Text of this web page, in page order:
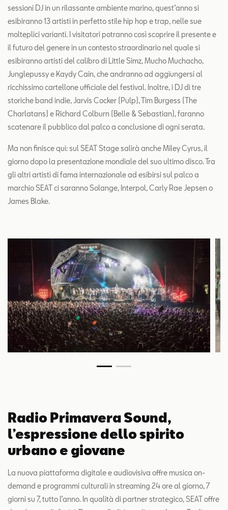
sessioni DJ in un rilassante ambiente marino, quest’anno si
esibiranno 13 artisti in perfetto stile hip hop e trap, nelle sue
molteplici varianti. I visitatori potranno così scoprire il presente e
il futuro del genere in un contesto straordinario nel quale si
esibiranno artisti del calibro di Little Simz, Mucho Muchacho,
Junglepussy e Kaydy Cain, che andranno ad aggiungersi al
ricchissimo cartellone ufficiale del festival. Inoltre, i DJ di tre
storiche band indie, Jarvis Cocker (Pulp), Tim Burgess (The
Charlatans) e Richard Colburn (Belle & Sebastian), faranno
scatenare il pubblico dal palco a conclusione di ogni serata.
Ma non finisce qui: sul SEAT Stage salirà anche Miley Cyrus, il
giorno dopo la presentazione mondiale del suo ultimo disco. Tra
gli altri artisti di fama internazionale ad esibirsi sul palco a
marchio SEAT ci saranno Solange, Interpol, Carly Rae Jepsen o
James Blake.
Radio Primavera Sound,
l’espressione dello spirito
urbano e giovane
La nuova piattaforma digitale e audiovisiva offre musica on-
demand e programmi culturali in streaming 24 ore al giorno, 7
giorni su 7, tutto l’anno. In qualità di partner strategico, SEAT offre